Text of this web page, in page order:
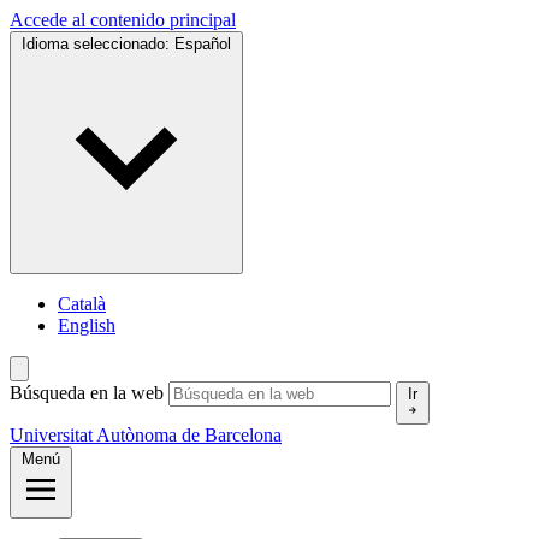
Accede al contenido principal
Idioma seleccionado: Español
Català
English
Búsqueda en la web Ir
Universitat Autònoma de Barcelona
Menú